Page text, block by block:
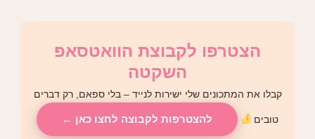
הצטרפו לקבוצת הוואטסאפ
השקטה
קבלו את המתכונים שלי ישירות לנייד – בלי ספאם, רק דברים
טובים להצטרפות לקבוצה לחצו כאן ←